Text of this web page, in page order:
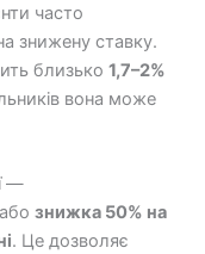
часто
знижену ставку.
близько 1,7–2%
вона може
—
або знижка 50% на
. Це дозволяє